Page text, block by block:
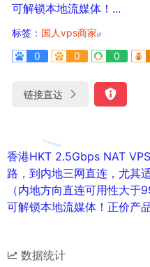
可解锁本地流媒体！...
标签： 国人vps商家
0
0 0
链接直达
香港HKT 2.5Gbps NAT
路，到内地三网直连，尤其
（内地方向直连可用性大于
可解锁本地流媒体！正价产
数据统计